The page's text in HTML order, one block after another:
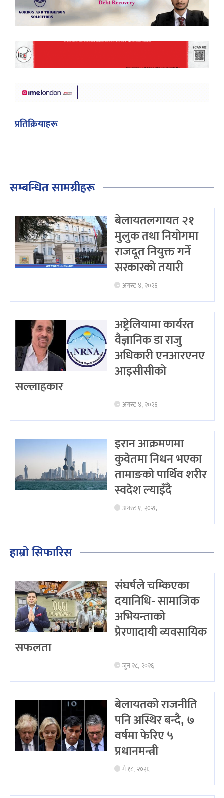
प्रतिक्रियाहरू
सम्बन्धित सामग्रीहरू
बेलायतलगायत २१
मुलुक तथा नियोगमा
राजदूत नियुक्त गर्ने
सरकारको तयारी
अगस्ट ४, २०२६
अष्ट्रेलियामा कार्यरत
वैज्ञानिक डा राजु
अधिकारी एनआरएनए
आइसीसीको
सल्लाहकार
अगस्ट ४, २०२६
इरान आक्रमणमा
कुवेतमा निधन भएका
तामाङको पार्थिव शरीर
स्वदेश ल्याइँदै
अगस्ट १, २०२६
हाम्रो सिफारिस
संघर्षले चम्किएका
दयानिधि- सामाजिक
अभियन्ताको
प्रेरणादायी व्यवसायिक
सफलता
जुन २८, २०२६
बेलायतको राजनीति
पनि अस्थिर बन्दै, ७
वर्षमा फेरिए ५
प्रधानमन्त्री
मे १८, २०२६